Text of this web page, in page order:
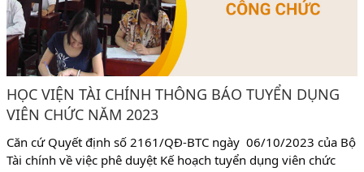
HỌC VIỆN TÀI CHÍNH THÔNG BÁO TUYỂN DỤNG
VIÊN CHỨC NĂM 2023
Căn cứ Quyết định số 2161/QĐ-BTC ngày 06/10/2023 của Bộ
Tài chính về việc phê duyệt Kế hoạch tuyển dụng viên chức